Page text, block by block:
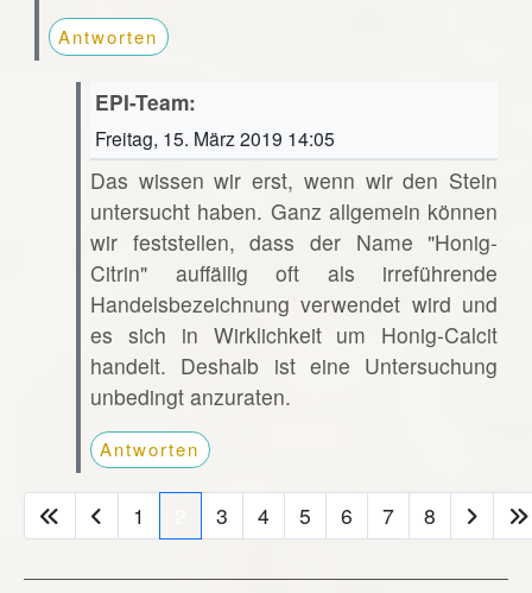
Antworten
EPI-Team:
Freitag, 15. März 2019 14:05
Das wissen wir erst, wenn wir den Stein
untersucht haben. Ganz allgemein können
wir feststellen, dass der Name "Honig-
Citrin" auffällig oft als irreführende
Handelsbezeichnung verwendet wird und
es sich in Wirklichkeit um Honig-Calcit
handelt. Deshalb ist eine Untersuchung
unbedingt anzuraten.
Antworten
1 3 4 5 6 7 8